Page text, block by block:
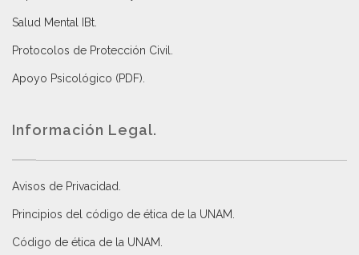
Salud Mental IBt
Protocolos de Protección Civil
Apoyo Psicológico (PDF)
Información Legal.
Avisos de Privacidad
Principios del código de ética de la UNAM
Código de ética de la UNAM